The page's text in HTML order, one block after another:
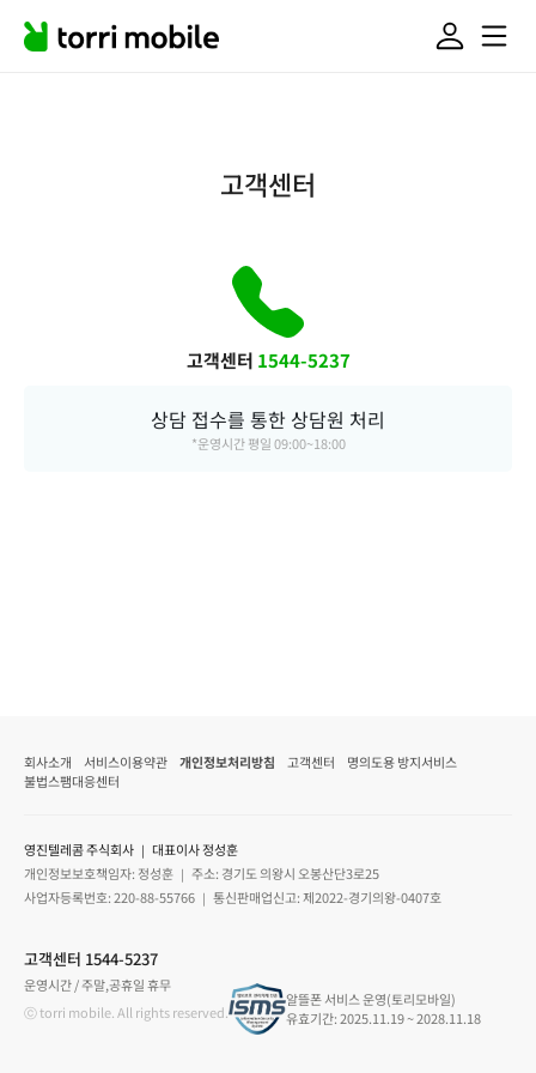
고객센터
고객센터 1544-5237
상담 접수를 통한 상담원 처리
*운영시간 평일 09:00~18:00
회사소개 서비스이용약관 개인정보처리방침 고객센터
명의도용 방지서비스
불법스팸대응센터
영진텔레콤 주식회사 ｜ 대표이사 정성훈
개인정보보호책임자: 정성훈 ｜ 주소: 경기도 의왕시 오봉산단3로25
사업자등록번호: 220-88-55766 ｜ 통신판매업신고: 제2022-경기의왕-0407호
고객센터 1544-5237
운영시간 / 주말,공휴일 휴무
ⓒ torri mobile. All rights reserved.
알뜰폰 서비스 운영(토리모바일)
유효기간: 2025.11.19 ~ 2028.11.18